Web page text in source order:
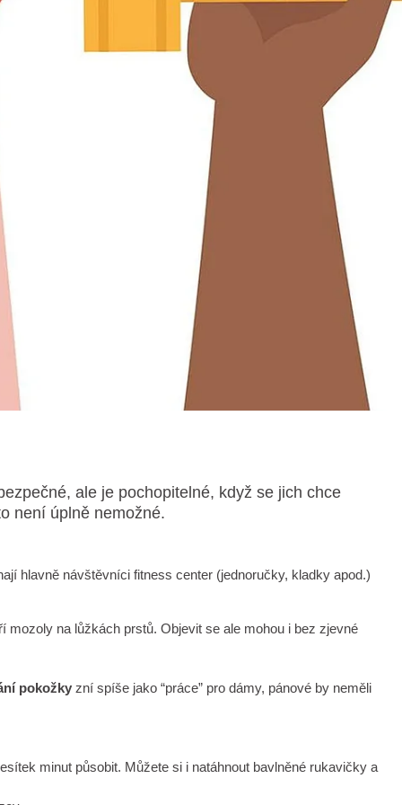
ale je pochopitelné, když se jich chce
není úplně nemožné.
hlavně návštěvníci fitness center (jednoručky, kladky apod.)
na lůžkách prstů. Objevit se ale mohou i bez zjevné
pokožky zní spíše jako “práce” pro dámy, pánové by neměli
minut působit. Můžete si i natáhnout bavlněné rukavičky a